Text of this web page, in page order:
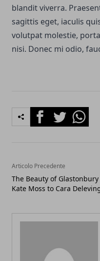
blandit viverra.
sagittis eget, iaculis
volutpat molestie,
nisi. Donec mi odio,
FacebookTwitter
Articolo Precedente
The Beauty of
Kate Moss to Cara